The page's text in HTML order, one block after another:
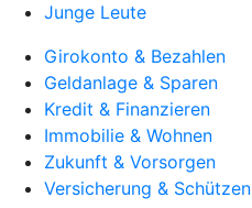
Junge Leute
Girokonto & Bezahlen
Geldanlage & Sparen
Kredit & Finanzieren
Immobilie & Wohnen
Zukunft & Vorsorgen
Versicherung & Schützen